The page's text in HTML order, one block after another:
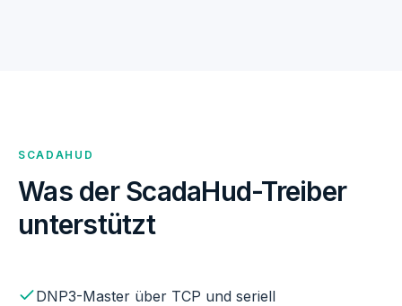
SCADAHUD
Was der ScadaHud-Treiber
unterstützt
DNP3-Master über TCP und seriell